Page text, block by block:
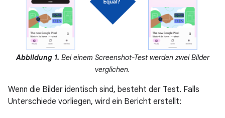
Abbildung 1. Bei einem Screenshot-Test werden zwei Bilder
verglichen.
Wenn die Bilder identisch sind, besteht der Test. Falls
Unterschiede vorliegen, wird ein Bericht erstellt: